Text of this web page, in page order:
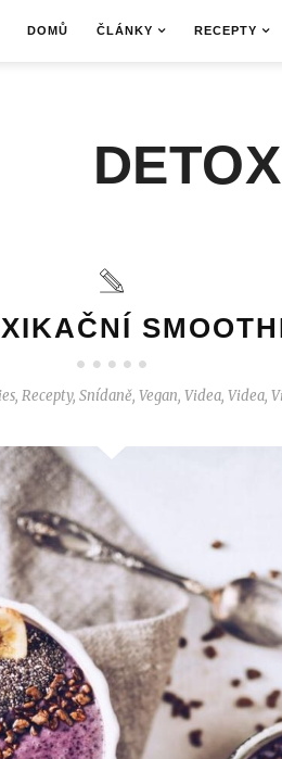
DOMŮ ČLÁNKY RECEPTY
, Recepty, Snídaně, Vegan, Videa, Videa,